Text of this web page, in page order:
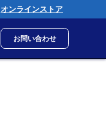
オンラインストア
お問い合わせ